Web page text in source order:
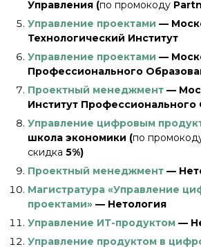
Управления (по промокоду
Управление проектами —
Технологический Институт
Управление проектами —
Профессионального
Проектный менеджмент —
Институт Профессионального
Управление цифровым
школа экономики (по
скидка 5%)
Проектный менеджмент —
Магистратура «Управление
проектами» — Нетология
Управление ИТ-продуктом —
Управление продуктом в